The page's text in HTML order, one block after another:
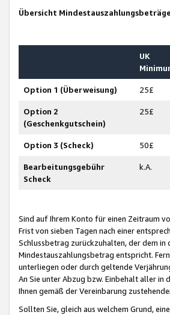
Übersicht Mindestauszahlungsbeträge
UK
Option 1 (Überweisung) 25£
Option 2
(Geschenkgutschein)
25£
Option 3 (Scheck) 50£
Bearbeitungsgebühr
Scheck
k.A.
Sind auf Ihrem Konto für einen Zeitraum
Frist von sieben Tagen nach einer
Schlussbetrag zurückzuhalten, der dem
Mindestauszahlungsbetrag entspricht.
unterliegen oder durch geltende
An Sie unter Abzug bzw. Einbehalt aller
Ihnen gemäß der Vereinbarung
Sollten Sie, gleich aus welchem Grund,